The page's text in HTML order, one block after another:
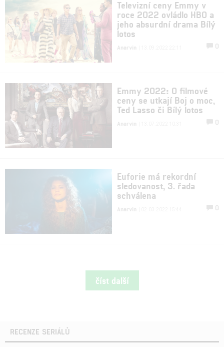
Televizní ceny Emmy v
roce 2022 ovládlo HBO a
jeho absurdní drama Bílý
lotos
Anarvin 0
Emmy 2022: O filmové
ceny se utkají Boj o moc,
Ted Lasso či Bílý lotos
Anarvin 0
Euforie má rekordní
sledovanost, 3. řada
schválena
Anarvin 0
číst další
RECENZE SERIÁLŮ